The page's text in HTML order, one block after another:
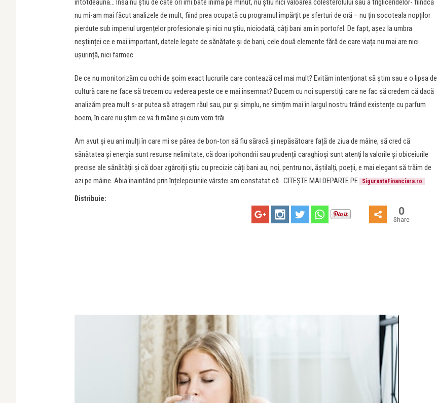
întotdeauna… Însă nu știu de câte ori îmi bate inima pe minut, nu știu nici valoarea colesterolului sau a trigliceridelor- fiindcă
nu mi-am mai făcut analizele de mult, fiind prea ocupată cu programul împărțit pe sferturi de oră – nu țin socoteala nopților
pierdute sub imperiul urgențelor profesionale și nici nu știu, niciodată, câți bani am în portofel. De fapt, așez la umbra
neștiinței ce e mai important, datele legate de sănătate și de bani, cele două elemente fără de care viața nu mai are nici
ușurință, nici farmec.
De ce nu monitorizăm cu ochi de șoim exact lucrurile care contează cel mai mult? Evităm intenționat să știm sau e o lipsa de
cultură care ne face să trecem cu vederea peste ce e mai însemnat? Ducem cu noi superstiții care ne fac să credem că dacă
analizăm prea mult s-ar putea să atragem răul sau, pur și simplu, ne simțim mai în largul nostru trăind existențe cu parfum
boem, în care nu știm ce va fi mâine și cum vom trăi.
Am avut și eu ani mulți în care mi se părea de bon-ton să fiu săracă și nepăsătoare față de ziua de mâine, să cred că
sănătatea și energia sunt resurse nelimitate, că doar ipohondrii sau prudenții caraghioși sunt atenți la valorile și obiceiurile
precise ale sănătății și că doar zgârciții știu cu precizie câți bani au, noi, pentru noi, ăștilalți, poeții, e mai elegant să trăim de
azi pe mâine. Abia înaintând prin înțelepciunile vârstei am constatat că…CITEȘTE MAI DEPARTE PE
SigurantaFinanciara.ro
Distribuie:
0
Share